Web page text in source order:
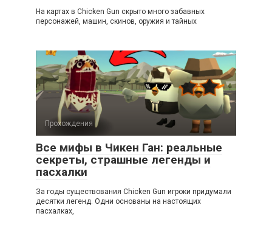
На картах в Chicken Gun скрыто много забавных
персонажей, машин, скинов, оружия и тайных
Прохождения
Все мифы в Чикен Ган: реальные
секреты, страшные легенды и
пасхалки
За годы существования Chicken Gun игроки придумали
десятки легенд. Одни основаны на настоящих
пасхалках,